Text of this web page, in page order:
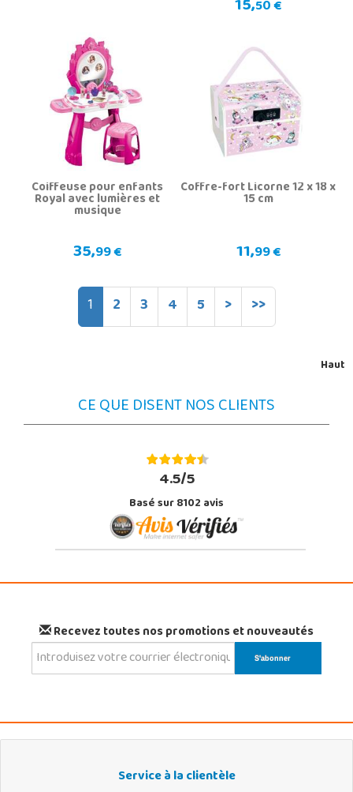
50 €
Coiffeuse pour enfants
Royal avec lumières et
musique
35,99 €
Coffre-fort Licorne 12 x 18 x
15 cm
11,99 €
1 2 3 4 5 > >>
Haut
CE QUE DISENT NOS CLIENTS
4.5/5
Basé sur 8102 avis
Recevez toutes nos promotions et nouveautés
Service à la clientèle